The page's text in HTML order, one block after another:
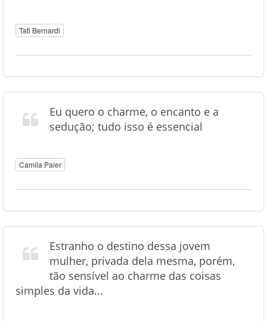
Tati Bernardi
Eu quero o charme, o encanto e a
sedução; tudo isso é essencial
Camila Paier
Estranho o destino dessa jovem
mulher, privada dela mesma, porém,
tão sensível ao charme das coisas
simples da vida...